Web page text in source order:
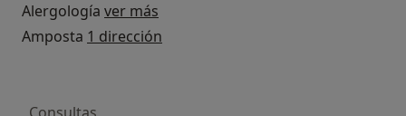
Alergología ver más
Amposta 1 dirección